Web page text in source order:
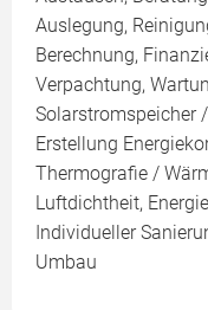
Auslegung,
Berechnung,
Verpachtung,
Solarstromspeicher
Erstellung
Thermografie /
Luftdichtheit,
Individueller
Umbau